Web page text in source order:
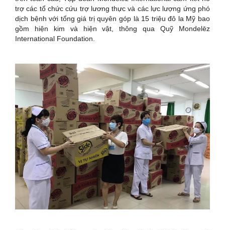
trợ các tổ chức cứu trợ lương thực và các lực lượng ứng phó
dịch bệnh với tổng giá trị quyên góp là 15 triệu đô la Mỹ bao
gồm hiện kim và hiện vật, thông qua Quỹ Mondelēz
International Foundation.